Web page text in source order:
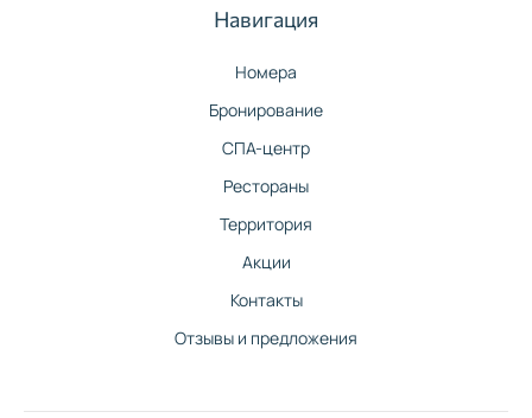
Навигация
Номера
Бронирование
СПА-центр
Рестораны
Территория
Акции
Контакты
Отзывы и предложения